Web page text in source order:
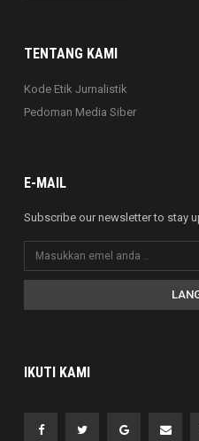
TENTANG KAMI
Kode Etik Jurnalistik
Pedoman Media Siber
E-MAIL
Subscribe our newsletter to stay
IKUTI KAMI